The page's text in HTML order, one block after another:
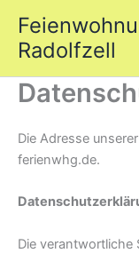
Inhalt
springen
Radolfzell
Die Adresse
ferienwhg.de.
Die verantwortliche